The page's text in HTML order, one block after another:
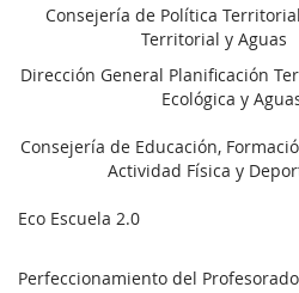
Consejería de Política
Territorial y Aguas
Dirección General Planificación
Ecológica y
Consejería de Educación,
Actividad Física y
Eco Escuela 2.0
Perfeccionamiento del Profesorado